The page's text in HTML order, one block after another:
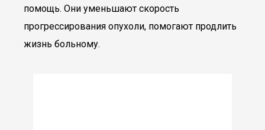
помощь. Они уменьшают скорость
прогрессирования опухоли, помогают продлить
жизнь больному.